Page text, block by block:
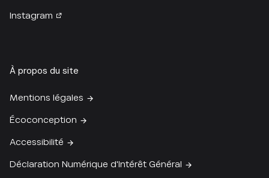
Instagram
À propos du site
Mentions légales
Écoconception
Accessibilité
Déclaration Numérique d'Intérêt Général